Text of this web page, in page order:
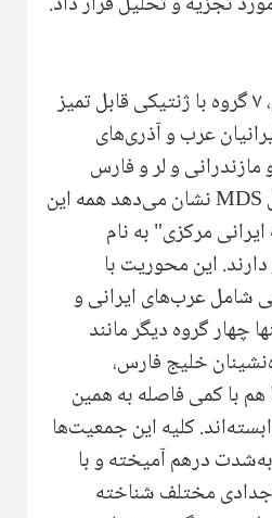
از ۱۱ گروه قومی ایرانی، ۷ گروه با ژنتیکی قابل تمیز
عرب و آذری‌های
و لر و فارس‌
MDS‌ نشان می‌دهد همه این
مرکزی" به نام
این محوریت با
شامل عرب‌های ایرانی و
چهار گروه دیگر‌ مانند
خلیج فارس،
با کمی فاصله به همین
کلیه این جمعیت‌ها
در‌هم آمیخته و با
مختلف شناخته